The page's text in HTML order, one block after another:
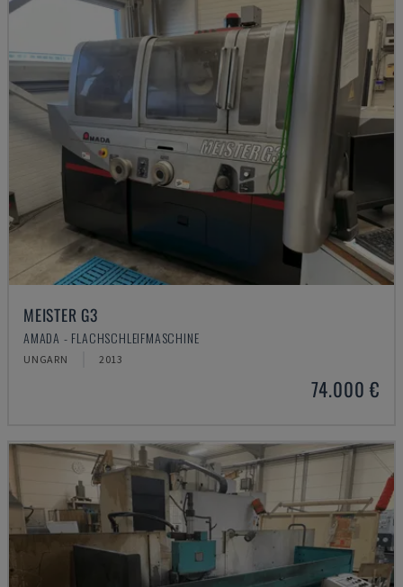
MEISTER G3
AMADA - FLACHSCHLEIFMASCHINE
UNGARN 2013
74.000 €